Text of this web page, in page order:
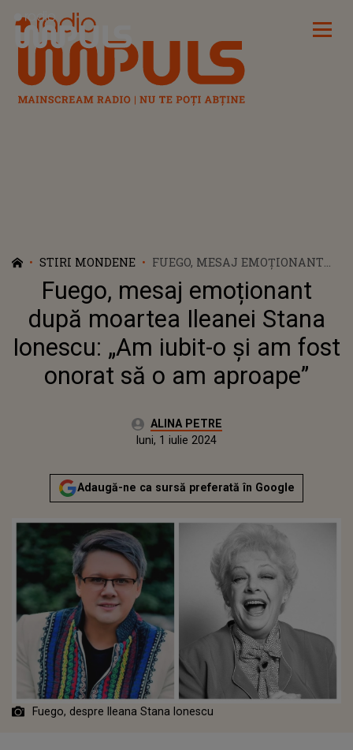
Radio Impuls
STIRI MONDENE
FUEGO, MESAJ EMOȚIONANT
DUPĂ MOARTEA ILEANEI
STANA IONESCU: „AM IUBIT-O ȘI
AM FOST ONORAT SĂ O AM
APROAPE”
Fuego, mesaj emoționant
după moartea Ileanei Stana
Ionescu: „Am iubit-o și am fost
onorat să o am aproape”
Autor:ALINA PETRE
Publicat:
luni, 1 iulie 2024
Adaugă-ne ca sursă preferată în Google
Fuego, despre Ileana Stana Ionescu